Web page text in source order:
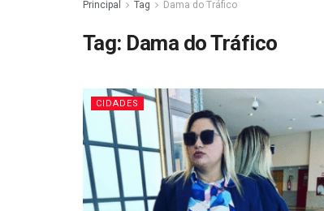
Principal Tag Dama do Tráfico
Tag: Dama do Tráfico
CIDADES